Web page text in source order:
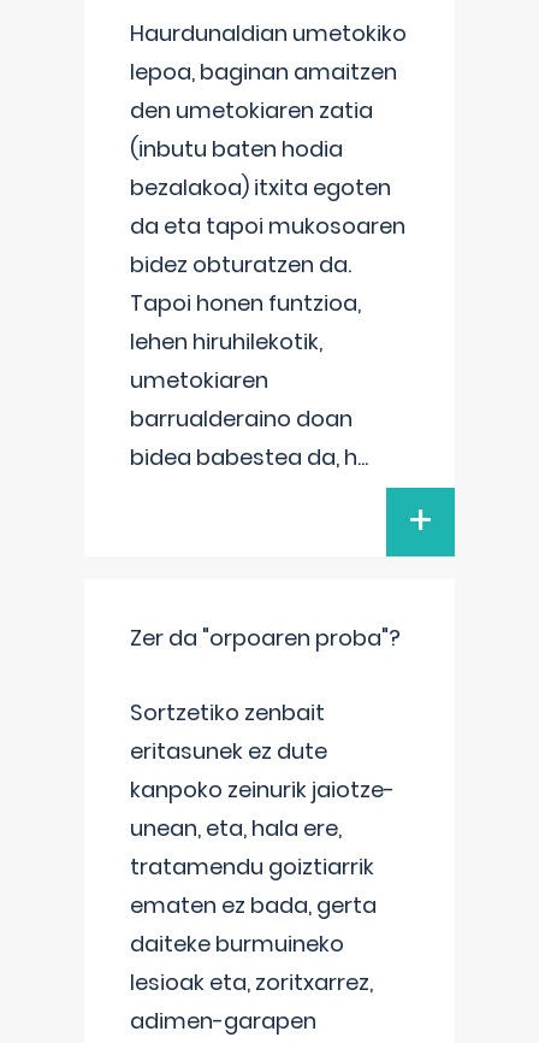
Haurdunaldian umetokiko
lepoa, baginan amaitzen
den umetokiaren zatia
(inbutu baten hodia
bezalakoa) itxita egoten
da eta tapoi mukosoaren
bidez obturatzen da.
Tapoi honen funtzioa,
lehen hiruhilekotik,
umetokiaren
barrualderaino doan
bidea babestea da, h...
+
Zer da "orpoaren proba"?
Sortzetiko zenbait
eritasunek ez dute
kanpoko zeinurik jaiotze-
unean, eta, hala ere,
tratamendu goiztiarrik
ematen ez bada, gerta
daiteke burmuineko
lesioak eta, zoritxarrez,
adimen-garapen